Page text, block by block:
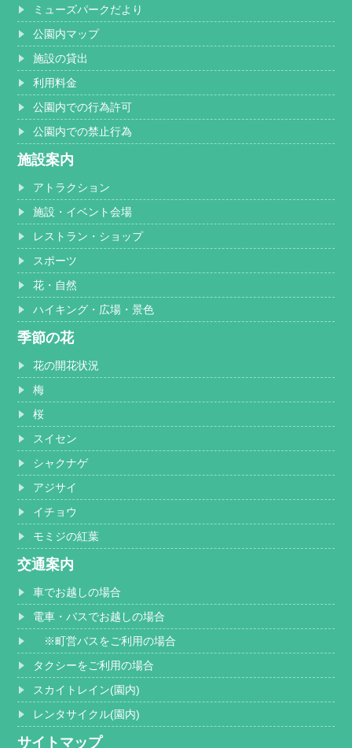
ミューズパークだより
公園内マップ
施設の貸出
利用料金
公園内での行為許可
公園内での禁止行為
施設案内
アトラクション
施設・イベント会場
レストラン・ショップ
スポーツ
花・自然
ハイキング・広場・景色
季節の花
花の開花状況
梅
桜
スイセン
シャクナゲ
アジサイ
イチョウ
モミジの紅葉
交通案内
車でお越しの場合
電車・バスでお越しの場合
※町営バスをご利用の場合
タクシーをご利用の場合
スカイトレイン(園内)
レンタサイクル(園内)
サイトマップ